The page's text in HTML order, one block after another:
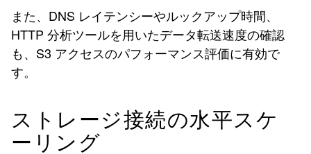
また、DNS レイテンシーやルックアップ時間、
HTTP 分析ツールを用いたデータ転送速度の確認
も、S3 アクセスのパフォーマンス評価に有効で
す。
ストレージ接続の水平スケ
ーリング